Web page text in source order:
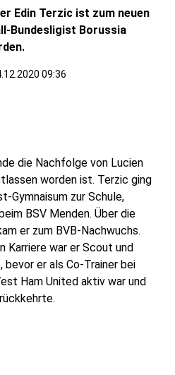
Edin Terzic ist zum neuen
Bundesligist Borussia
09:36
die Nachfolge von Lucien
worden ist. Terzic ging
Gymnaisum zur Schule,
BSV Menden. Über die
er zum BVB-Nachwuchs.
Karriere war er Scout und
bevor er als Co-Trainer bei
Ham United aktiv war und